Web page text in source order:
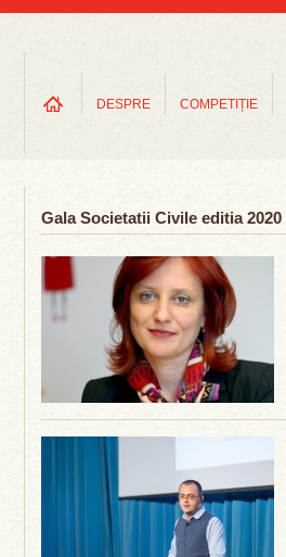
DESPRE COMPETIȚIE
Gala Societatii Civile editia 2020